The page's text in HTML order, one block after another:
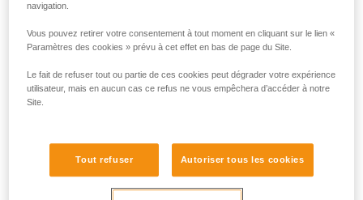
Attention, votre casque est livré en position
jugulairedétermine aussi la certificationde
votre casque :
navigation.
Vous pouvez retirer votre consentement à tout moment en cliquant sur le lien «
Paramètres des cookies » prévu à cet effet en bas de page du Site.
Le fait de refuser tout ou partie de ces cookies peut dégrader votre expérience
utilisateur, mais en aucun cas ce refus ne vous empêchera d’accéder à notre
Site.
Tout refuser Autoriser tous les cookies